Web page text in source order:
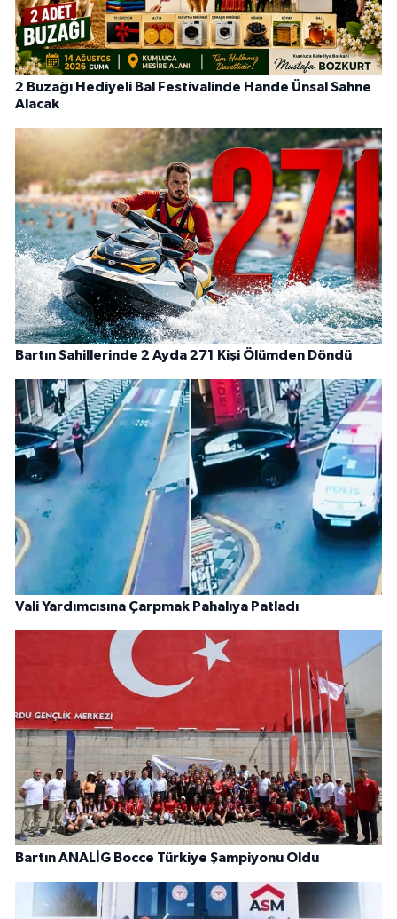
2 Buzağı Hediyeli Bal Festivalinde Hande Ünsal Sahne
Alacak
Bartın Sahillerinde 2 Ayda 271 Kişi Ölümden Döndü
Vali Yardımcısına Çarpmak Pahalıya Patladı
Bartın ANALİG Bocce Türkiye Şampiyonu Oldu